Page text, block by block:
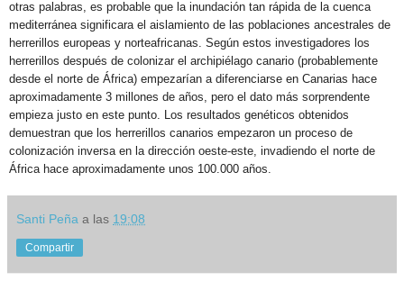
otras palabras, es probable que la inundación tan rápida de la cuenca
mediterránea significara el aislamiento de las poblaciones ancestrales de
herrerillos europeas y norteafricanas. Según estos investigadores los
herrerillos después de colonizar el archipiélago canario (probablemente
desde el norte de África) empezarían a diferenciarse en Canarias hace
aproximadamente 3 millones de años, pero el dato más sorprendente
empieza justo en este punto. Los resultados genéticos obtenidos
demuestran que los herrerillos canarios empezaron un proceso de
colonización inversa en la dirección oeste-este, invadiendo el norte de
África hace aproximadamente unos 100.000 años.
Santi Peña a las 19:08
Compartir